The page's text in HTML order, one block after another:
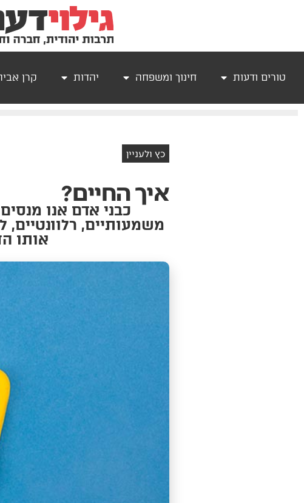
טורים ודעות חינוך ומשפחה יהדות קרן
כץ ולעניין
איך החיים?
כבני אדם אנו
משמעותיים,
אותו